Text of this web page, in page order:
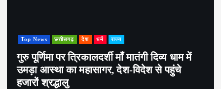
Top News छत्तीसगढ़ देश धर्म राज्य
गुरु पूर्णिमा पर त्रिकालदर्शी माँ मातंगी दिव्य धाम में
उमड़ा आस्था का महासागर, देश-विदेश से पहुंचे
हजारों श्रद्धालु